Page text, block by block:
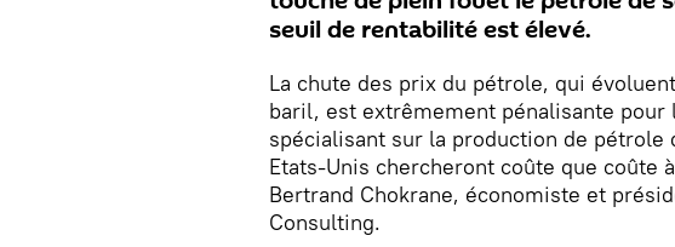
seuil de rentabilité est élevé.
La chute des prix du pétrole, qui
baril, est extrêmement pénalisante
spécialisant sur la production de pétrole
Etats-Unis chercheront coûte que coûte
Bertrand Chokrane, économiste et
Consulting.